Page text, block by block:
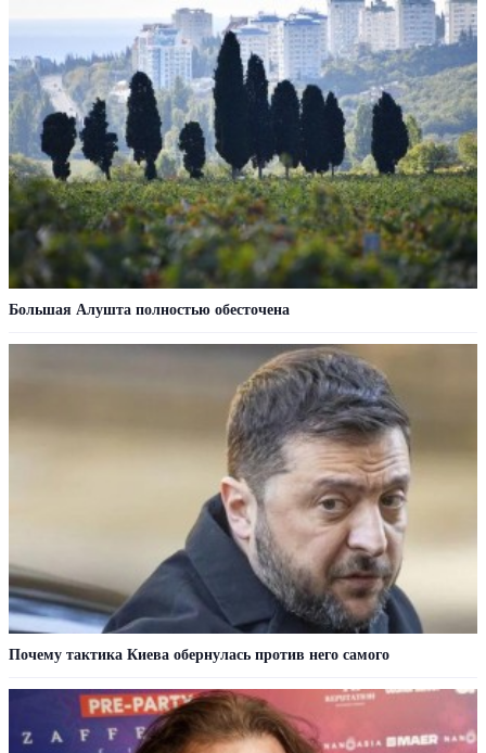
Большая Алушта полностью обесточена
Почему тактика Киева обернулась против него самого